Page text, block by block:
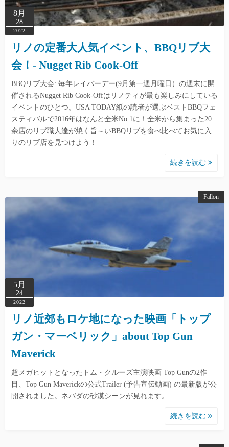
8月
28
2022
リノの定番大人気イベント、BBQリブ大
会！- Nugget Rib Cook-Off
BBQリブ大会: 毎年レイバーデー(9月第一週月曜日）の週末に開
催されるNugget Rib Cook-Offはリノティが最も楽しみにしている
イベントのひとつ。USA TODAY紙の読者が選ぶベストBBQフェ
スティバルで2016年はなんと全米No.1に！全米から集まった20
余店のリブ職人達が焼く旨～いBBQリブを食べ比べてお気に入
りのリブ店を見つけよう！
続きを読む
Fallon
5月
24
2022
リノ近郊もロケ地になった映画「トップ
ガン・マーベリック」about Top Gun
Maverick
超メガヒットとなったトム・クルーズ主演映画 Top Gunの2作
目、Top Gun Maverickの公式Trailer (予告宣伝動画) の最新版が公
開されました。ネバダの砂漠シーンが見れます。
続きを読む